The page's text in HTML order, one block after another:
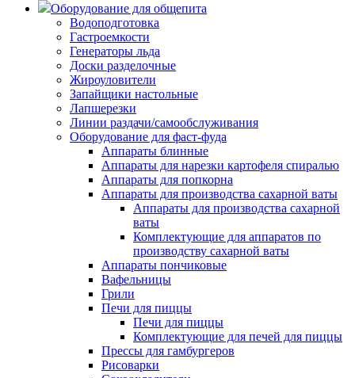
Оборудование для общепита
Водоподготовка
Гастроемкости
Генераторы льда
Доски разделочные
Жироуловители
Запайщики настольные
Лапшерезки
Линии раздачи/самообслуживания
Оборудование для фаст-фуда
Аппараты блинные
Аппараты для нарезки картофеля спиралью
Аппараты для попкорна
Аппараты для производства сахарной ваты
Аппараты для производства сахарной
ваты
Комплектующие для аппаратов по
производству сахарной ваты
Аппараты пончиковые
Вафельницы
Грили
Печи для пиццы
Печи для пиццы
Комплектующие для печей для пиццы
Прессы для гамбургеров
Рисоварки